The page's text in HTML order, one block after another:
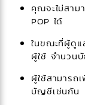
คุณจะไม่สาม
POP ได้
ในขณะที่ผู้ดูแ
ผู้ใช้ จำนวน
ผู้ใช้สามาร
บัญชีเช่นกัน